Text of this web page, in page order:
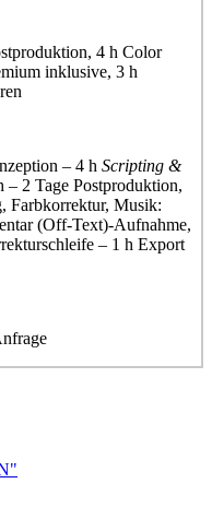
4 h Color
inklusive, 3 h
– 4 h Scripting &
– 2 Tage Postproduktion,
Farbkorrektur, Musik:
(Off-Text)-Aufnahme,
– 1 h Export